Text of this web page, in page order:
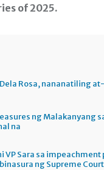
of 2025.
Dela Rosa, nananatiling
ng Malakanyang
na
VP Sara sa
ng Supreme Court